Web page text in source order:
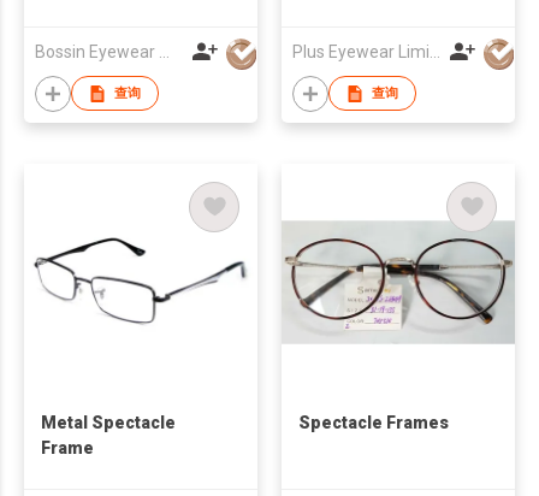
查询 查询
Metal Spectacle
Frame
Spectacle Frames